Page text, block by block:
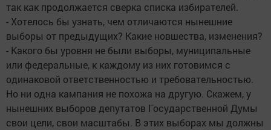
так как продолжается сверка списка избирателей.
- Хотелось бы узнать, чем отличаются нынешние
выборы от предыдущих? Какие новшества, изменения?
- Какого бы уровня не были выборы, муниципальные
или федеральные, к каждому из них готовимся с
одинаковой ответственностью и требовательностью.
Но ни одна кампания не похожа на другую. Скажем, у
нынешних выборов депутатов Государственной Думы
свои цели, свои масштабы. В этих выборах мы должны